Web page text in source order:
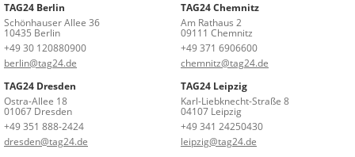
TAG24 Berlin
Schönhauser Allee 36
10435 Berlin
+49 30 120880900
berlin@tag24.de
TAG24 Chemnitz
Am Rathaus 2
09111 Chemnitz
+49 371 6906600
chemnitz@tag24.de
TAG24 Dresden
Ostra-Allee 18
01067 Dresden
+49 351 888-2424
dresden@tag24.de
TAG24 Leipzig
Karl-Liebknecht-Straße 8
04107 Leipzig
+49 341 24250430
leipzig@tag24.de